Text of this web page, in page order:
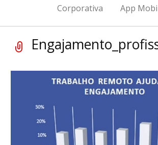
Corporativa App